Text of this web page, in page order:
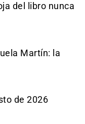
del libro nunca
Martín: la
de 2026